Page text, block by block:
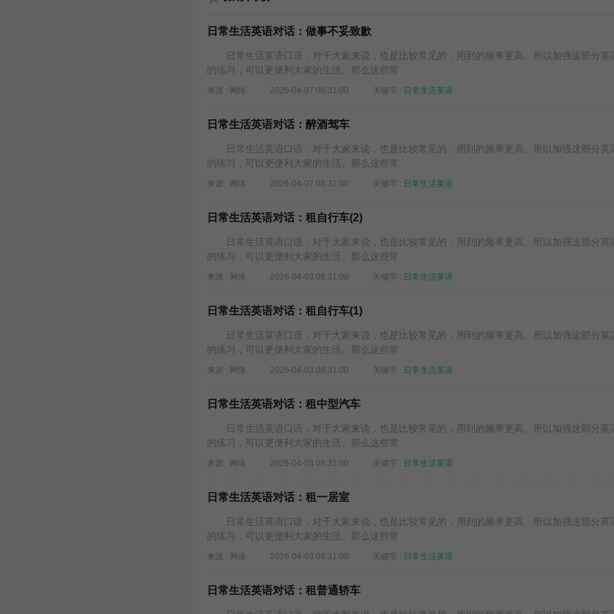
日常生活英语对话：做事不妥致歉
日常生活英语口语，对于大家来说，也是比较常见的，用到的频率更高。所以加强这部分英
的练习，可以更便利大家的生活。那么这些常
来源 : 网络 2026-04-07 08:31:00 关键字 : 日常生活英语
日常生活英语对话：醉酒驾车
日常生活英语口语，对于大家来说，也是比较常见的，用到的频率更高。所以加强这部分英
的练习，可以更便利大家的生活。那么这些常
来源 : 网络 2026-04-07 08:31:00 关键字 : 日常生活英语
日常生活英语对话：租自行车(2)
日常生活英语口语，对于大家来说，也是比较常见的，用到的频率更高。所以加强这部分英
的练习，可以更便利大家的生活。那么这些常
来源 : 网络 2026-04-03 08:31:00 关键字 : 日常生活英语
日常生活英语对话：租自行车(1)
日常生活英语口语，对于大家来说，也是比较常见的，用到的频率更高。所以加强这部分英
的练习，可以更便利大家的生活。那么这些常
来源 : 网络 2026-04-03 08:31:00 关键字 : 日常生活英语
日常生活英语对话：租中型汽车
日常生活英语口语，对于大家来说，也是比较常见的，用到的频率更高。所以加强这部分英
的练习，可以更便利大家的生活。那么这些常
来源 : 网络 2026-04-03 08:31:00 关键字 : 日常生活英语
日常生活英语对话：租一居室
日常生活英语口语，对于大家来说，也是比较常见的，用到的频率更高。所以加强这部分英
的练习，可以更便利大家的生活。那么这些常
来源 : 网络 2026-04-03 08:31:00 关键字 : 日常生活英语
日常生活英语对话：租普通轿车